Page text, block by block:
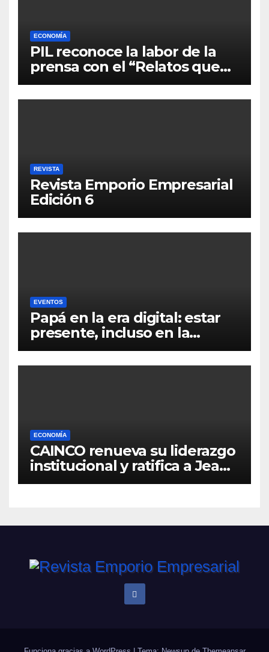
ECONOMÍA
PIL reconoce la labor de la
prensa con el “Relatos que
alimentan Bolivia”
REVISTA
Revista Emporio Empresarial
Edición 6
EVENTOS
Papá en la era digital: estar
presente, incluso en la
distancia
ECONOMÍA
CAINCO renueva su liderazgo
institucional y ratifica a Jean
Pierre Antelo para una nueva